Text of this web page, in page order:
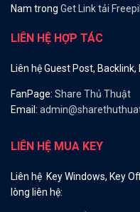
Nam trong Get Link tải
LIÊN HỆ HỢP TÁC
Liên hệ Guest Post,
FanPage: Share Thủ Thuật
Email:
LIÊN HỆ MUA KEY
Liên hệ Key Windows, Key
lòng liên hệ: